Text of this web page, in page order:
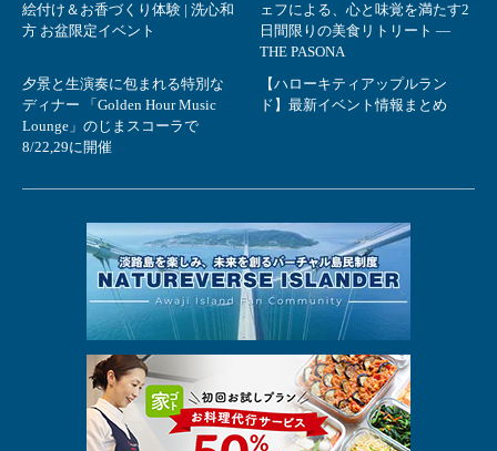
絵付け＆お香づくり体験 | 洗心和
方 お盆限定イベント
ェフによる、心と味覚を満たす2
日間限りの美食リトリート ―
THE PASONA
夕景と生演奏に包まれる特別な
ディナー 「Golden Hour Music
Lounge」のじまスコーラで
8/22,29に開催
【ハローキティアップルラン
ド】最新イベント情報まとめ